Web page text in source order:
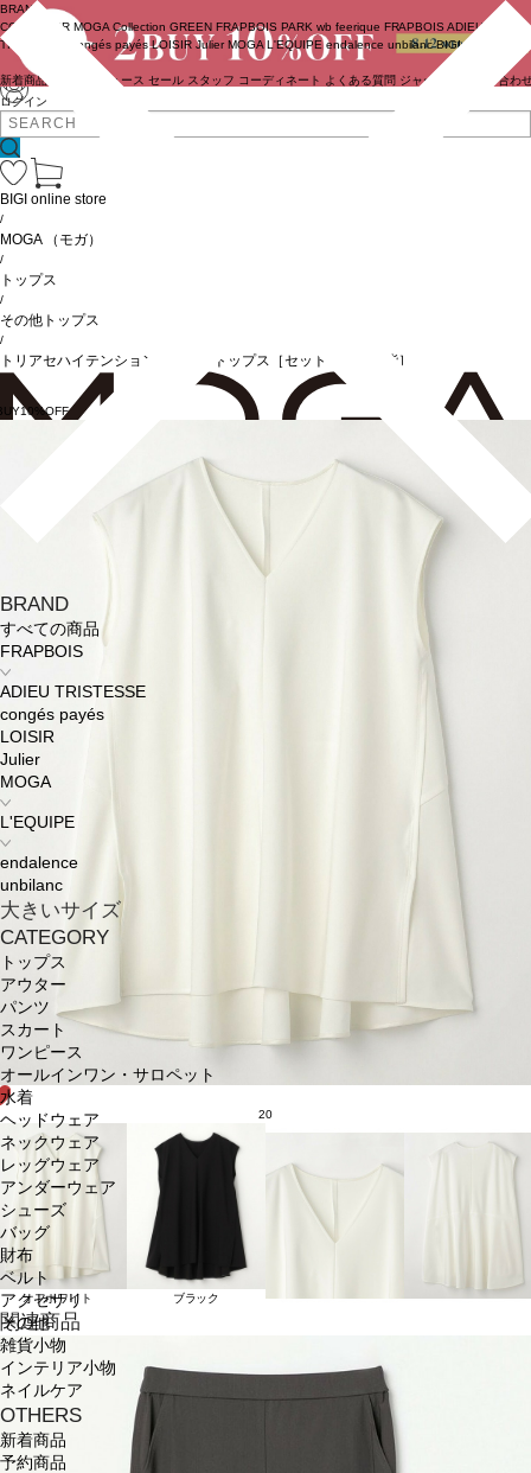
ログイン
BRAND
COUTURIER MOGA Collection GREEN FRAPBOIS PARK wb feerique FRAPBOIS ADIEU
TRISTESSE
congés payés LOISIR Julier MOGA L'EQUIPE endalence unbilanc BIGI online store
新着商品 ニュース セール スタッフ コーディネート よくある質問 ジャーナル お問い合わ
BRAND
すべての商品
FRAPBOIS
ADIEU TRISTESSE
congés payés
LOISIR
Julier
MOGA
L'EQUIPE
endalence
unbilanc
大きいサイズ
CATEGORY
トップス
アウター
パンツ
スカート
ワンピース
オールインワン・サロペット
水着
ヘッドウェア
ネックウェア
レッグウェア
アンダーウェア
シューズ
バッグ
財布
ベルト
アクセサリ
その他
雑貨小物
インテリア小物
ネイルケア
OTHERS
新着商品
予約商品
BIGI online store
/
MOGA （モガ）
/
トップス
/
その他トップス
/
トリアセハイテンションＶネックトップス［セットアップ可能］
20
オフホワイト ブラック
関連商品